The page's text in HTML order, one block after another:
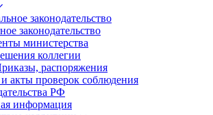
законодательство
законодательство
министерства
коллегии
распоряжения
акты проверок соблюдения
РФ
информация